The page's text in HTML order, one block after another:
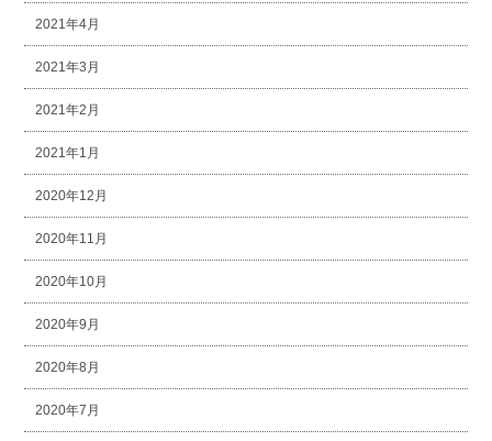
2021年4月
2021年3月
2021年2月
2021年1月
2020年12月
2020年11月
2020年10月
2020年9月
2020年8月
2020年7月